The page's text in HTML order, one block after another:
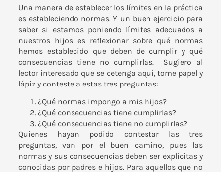
Una manera de establecer los límites en la práctica
es estableciendo normas. Y un buen ejercicio para
saber si estamos poniendo límites adecuados a
nuestros hijos es reflexionar sobre qué normas
hemos establecido que deben de cumplir y qué
consecuencias tiene no cumplirlas. Sugiero al
lector interesado que se detenga aquí, tome papel y
lápiz y conteste a estas tres preguntas:
¿Qué normas impongo a mis hijos?
¿Qué consecuencias tiene cumplirlas?
¿Qué consecuencias tiene no cumplirlas?
Quienes hayan podido contestar las tres
preguntas, van por el buen camino, pues las
normas y sus consecuencias deben ser explícitas y
conocidas por padres e hijos. Para aquellos que no